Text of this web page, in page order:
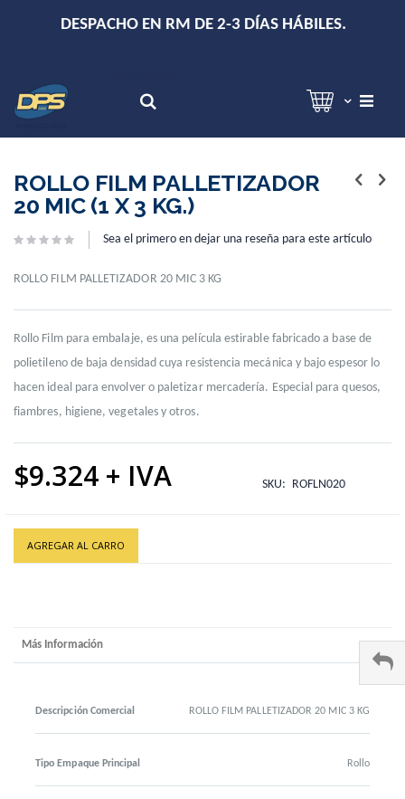
DESPACHO EN RM DE 2-3 DÍAS HÁBILES.
to
the
end
the
gallery
to
the
beginning
the
gallery
ROLLO FILM PALLETIZADOR
20 MIC (1 X 3 KG.)
Sea el primero en dejar una reseña para este artículo
ROLLO FILM PALLETIZADOR 20 MIC 3 KG
Rollo Film para embalaje, es una película estirable fabricado a base de
polietileno de baja densidad cuya resistencia mecánica y bajo espesor lo
hacen ideal para envolver o paletizar mercadería. Especial para quesos,
fiambres, higiene, vegetales y otros.
$9.324 SKU ROFLN020
AGREGAR AL CARRO
Más Información
Descripción Comercial ROLLO FILM PALLETIZADOR 20 MIC 3 KG
Tipo Empaque Principal Rollo